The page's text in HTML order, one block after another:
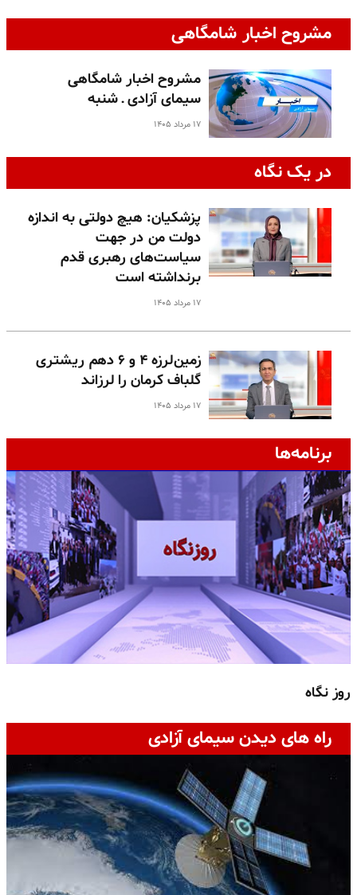
مشروح اخبار شامگاهی
مشروح اخبار شامگاهی
سیمای آزادی ـ شنبه
۱۷ مرداد ۱۴۰۵
در یک نگاه
پزشکیان: هیچ دولتی به اندازه
دولت من در جهت
سیاست‌های رهبری قدم
برنداشته است
۱۷ مرداد ۱۴۰۵
زمین‌لرزه ۴ و ۶ دهم ریشتری
گلباف کرمان را لرزاند
۱۷ مرداد ۱۴۰۵
برنامه‌ها
روز نگاه
راه های دیدن سیمای آزادی